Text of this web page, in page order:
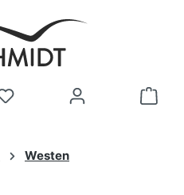
Westen